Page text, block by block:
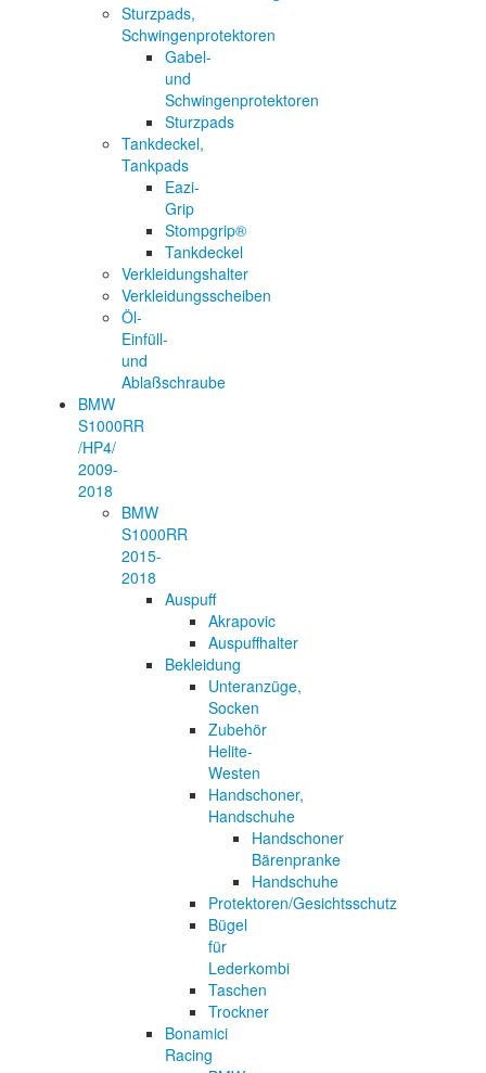
Sturzpads,
Schwingenprotektoren
Gabel-
und
Schwingenprotektoren
Sturzpads
Tankdeckel,
Tankpads
Eazi-
Grip
Stompgrip®
Tankdeckel
Verkleidungshalter
Verkleidungsscheiben
Öl-
Einfüll-
und
Ablaßschraube
BMW
S1000RR
/HP4/
2009-
2018
BMW
S1000RR
2015-
2018
Auspuff
Akrapovic
Auspuffhalter
Bekleidung
Unteranzüge,
Socken
Zubehör
Helite-
Westen
Handschoner,
Handschuhe
Handschoner
Bärenpranke
Handschuhe
Protektoren/Gesichtsschutz
Bügel
für
Lederkombi
Taschen
Trockner
Bonamici
Racing